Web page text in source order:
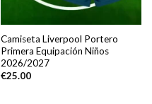
Camiseta Liverpool Portero
Primera Equipación Niños
2026/2027
€25.00